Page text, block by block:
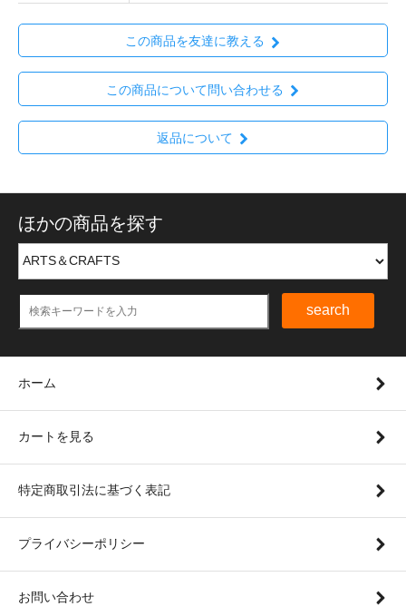
この商品を友達に教える
この商品について問い合わせる
返品について
ほかの商品を探す
search
ホーム
カートを見る
特定商取引法に基づく表記
プライバシーポリシー
お問い合わせ